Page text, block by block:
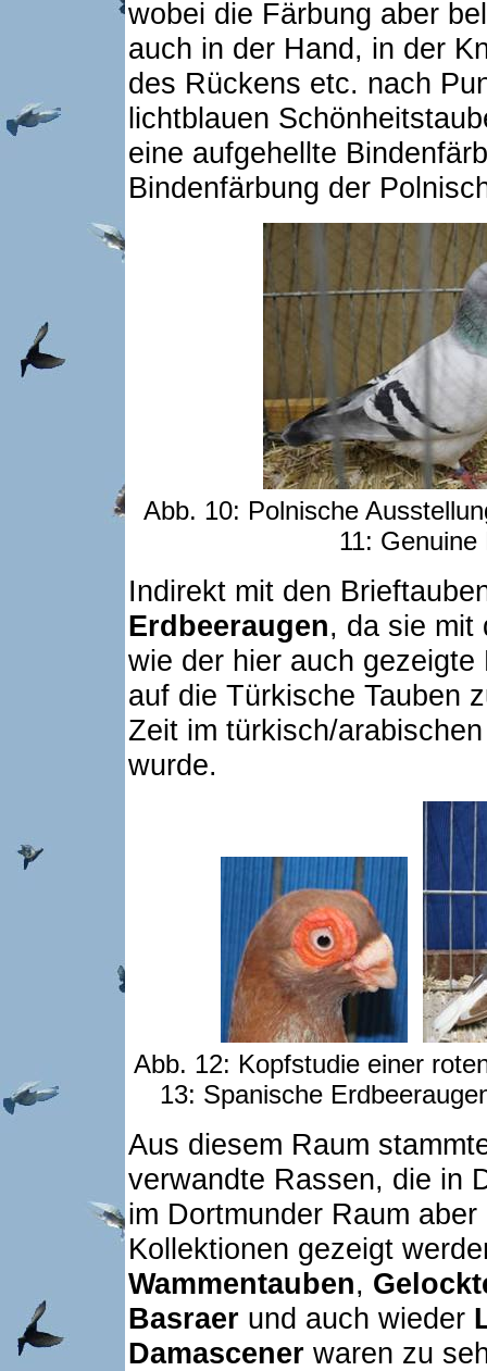
wobei die Färbung aber
auch in der Hand, in der
des Rückens etc. nach
lichtblauen
eine aufgehellte
Bindenfärbung der
Abb. 10: Polnische
11:
Indirekt mit den
Erdbeeraugen, da sie mit
wie der hier auch
auf die Türkische Tauben
Zeit im türkisch/
wurde.
Abb. 12: Kopfstudie einer
13: Spanische
Aus diesem Raum
verwandte Rassen, die in
im Dortmunder Raum
Kollektionen gezeigt
Wammentauben,
Basraerund auch wieder
Damascener waren zu